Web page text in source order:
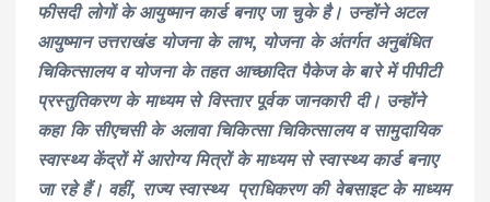
फीसदी लोगों के आयुष्मान कार्ड बनाए जा चुके है। उन्होंने अटल
आयुष्मान उत्तराखंड योजना के लाभ, योजना के अंतर्गत अनुबंधित
चिकित्सालय व योजना के तहत आच्छादित पैकेज के बारे में पीपीटी
प्रस्तुतिकरण के माध्यम से विस्तार पूर्वक जानकारी दी। उन्होंने
कहा कि सीएचसी के अलावा चिकित्सा चिकित्सालय व सामुदायिक
स्वास्थ्य केंद्रों में आरोग्य मित्रों के माध्यम से स्वास्थ्य कार्ड बनाए
जा रहे हैं। वहीं, राज्य स्वास्थ्य प्राधिकरण की वेबसाइट के माध्यम